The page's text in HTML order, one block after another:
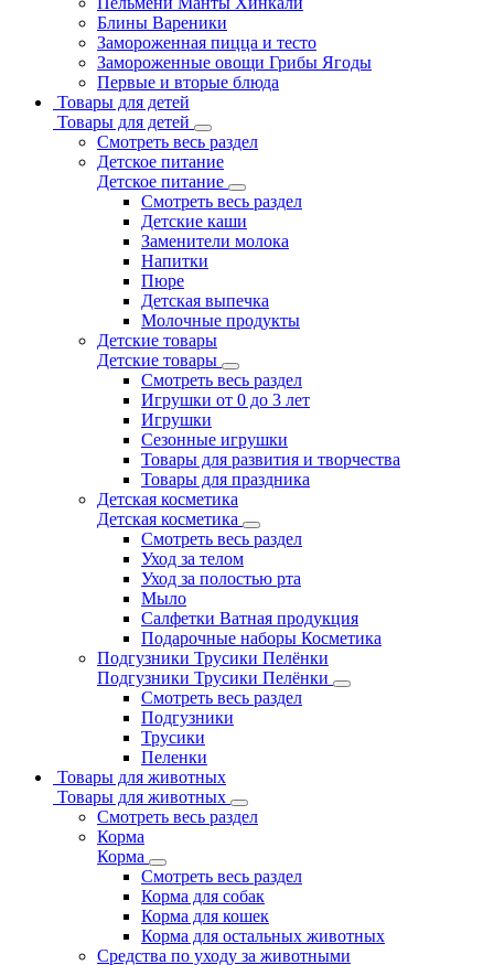
Блины Вареники
Замороженная пицца и тесто
Замороженные овощи Грибы Ягоды
Первые и вторые блюда
Товары для детей
Товары для детей
Смотреть весь раздел
Детское питание
Детское питание
Смотреть весь раздел
Детские каши
Заменители молока
Напитки
Пюре
Детская выпечка
Молочные продукты
Детские товары
Детские товары
Смотреть весь раздел
Игрушки от 0 до 3 лет
Игрушки
Сезонные игрушки
Товары для развития и творчества
Товары для праздника
Детская косметика
Детская косметика
Смотреть весь раздел
Уход за телом
Уход за полостью рта
Мыло
Салфетки Ватная продукция
Подарочные наборы Косметика
Подгузники Трусики Пелёнки
Подгузники Трусики Пелёнки
Смотреть весь раздел
Подгузники
Трусики
Пеленки
Товары для животных
Товары для животных
Смотреть весь раздел
Корма
Корма
Смотреть весь раздел
Корма для собак
Корма для кошек
Корма для остальных животных
Средства по уходу за животными